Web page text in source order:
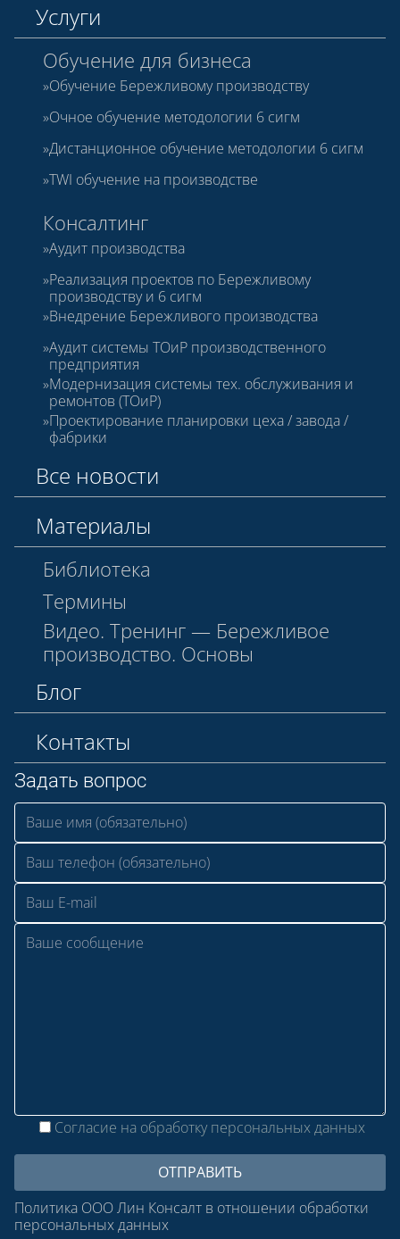
Услуги
Обучение для бизнеса
Обучение Бережливому производству
Очное обучение методологии 6 сигм
Дистанционное обучение методологии 6 сигм
TWI обучение на производстве
Консалтинг
Аудит производства
Реализация проектов по Бережливому
производству и 6 сигм
Внедрение Бережливого производства
Аудит системы ТОиР производственного
предприятия
Модернизация системы тех. обслуживания и
ремонтов (ТОиР)
Проектирование планировки цеха / завода /
фабрики
Все новости
Материалы
Библиотека
Термины
Видео. Тренинг — Бережливое
производство. Основы
Блог
Контакты
Задать вопрос
Согласие на обработку персональных данных
Политика ООО Лин Консалт в отношении обработки
персональных данных